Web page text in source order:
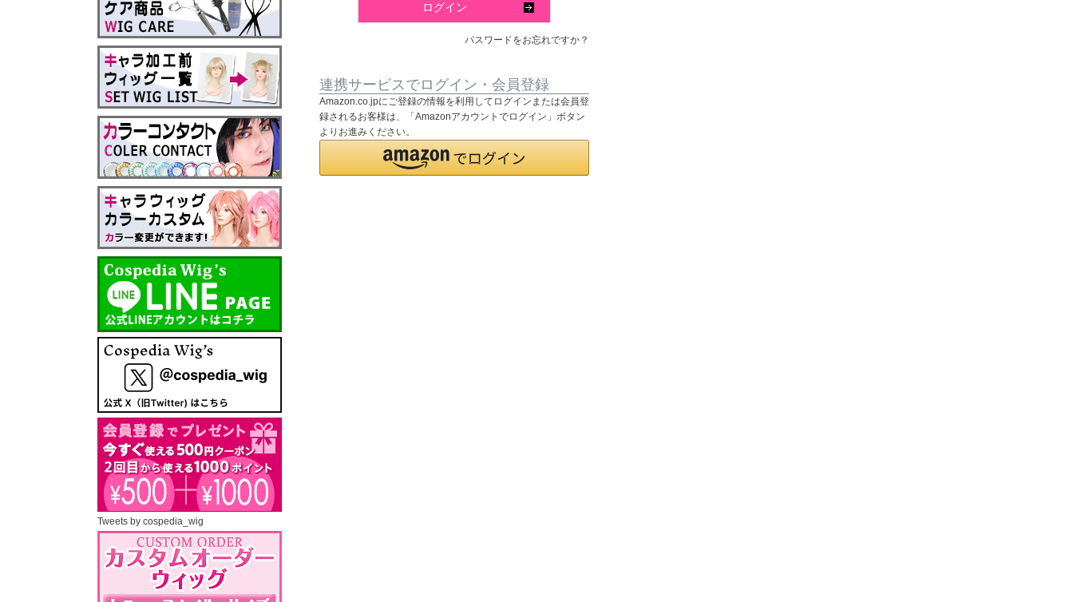
ログイン
パスワードをお忘れですか？
連携サービスでログイン・会員登録
Amazon.co.jpにご登録の情報を利用してログインまたは会員登
録されるお客様は、「Amazonアカウントでログイン」ボタン
よりお進みください。
Tweets by cospedia_wig